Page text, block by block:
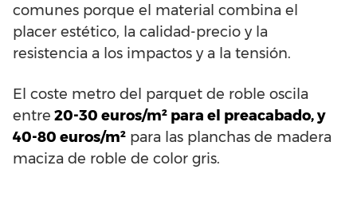
comunes porque el material combina el
placer estético, la calidad-precio y la
resistencia a los impactos y a la tensión.
El coste metro del parquet de roble oscila
entre 20-30 euros/m² para el preacabado, y
40-80 euros/m² para las planchas de madera
maciza de roble de color gris.